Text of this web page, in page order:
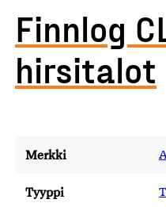
Finnlog
hirsitalot
Merkki
Tyyppi